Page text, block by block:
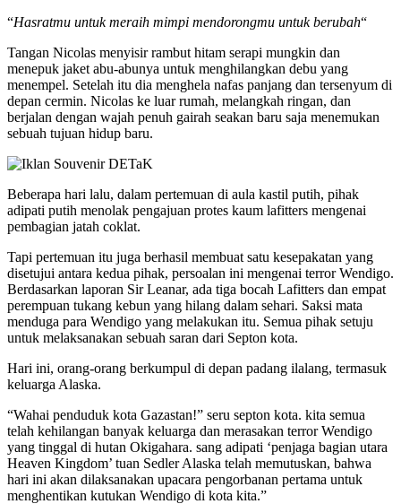
“Hasratmu untuk meraih mimpi mendorongmu untuk berubah“
Tangan Nicolas menyisir rambut hitam serapi mungkin dan
menepuk jaket abu-abunya untuk menghilangkan debu yang
menempel. Setelah itu dia menghela nafas panjang dan tersenyum di
depan cermin. Nicolas ke luar rumah, melangkah ringan, dan
berjalan dengan wajah penuh gairah seakan baru saja menemukan
sebuah tujuan hidup baru.
Beberapa hari lalu, dalam pertemuan di aula kastil putih, pihak
adipati putih menolak pengajuan protes kaum lafitters mengenai
pembagian jatah coklat.
Tapi pertemuan itu juga berhasil membuat satu kesepakatan yang
disetujui antara kedua pihak, persoalan ini mengenai terror Wendigo.
Berdasarkan laporan Sir Leanar, ada tiga bocah Lafitters dan empat
perempuan tukang kebun yang hilang dalam sehari. Saksi mata
menduga para Wendigo yang melakukan itu. Semua pihak setuju
untuk melaksanakan sebuah saran dari Septon kota.
Hari ini, orang-orang berkumpul di depan padang ilalang, termasuk
keluarga Alaska.
“Wahai penduduk kota Gazastan!” seru septon kota. kita semua
telah kehilangan banyak keluarga dan merasakan terror Wendigo
yang tinggal di hutan Okigahara. sang adipati ‘penjaga bagian utara
Heaven Kingdom’ tuan Sedler Alaska telah memutuskan, bahwa
hari ini akan dilaksanakan upacara pengorbanan pertama untuk
menghentikan kutukan Wendigo di kota kita.”